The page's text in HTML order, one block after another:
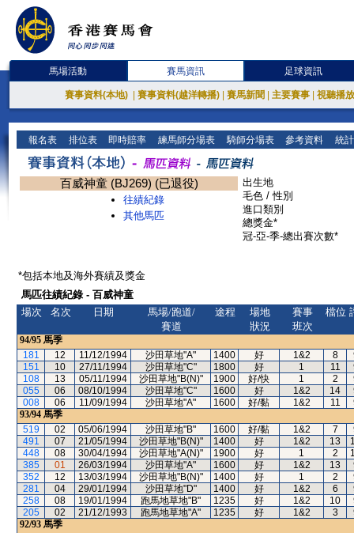
馬場活動 賽馬資訊 足球資訊
賽事資料(本地) 賽事資料(越洋轉播) 賽馬新聞 主要賽事 視聽播
報名表 排位表 即時賠率 練馬師分場表 騎師分場表 參考資料 統
百威神童 (BJ269) (已退役)
往績紀錄
其他馬匹
出生地
毛色 / 性別
進口類別
總獎金*
冠-亞-季-總出賽次數*
*包括本地及海外賽績及獎金
馬匹往績紀錄 - 百威神童
場次
名次 日期
馬場/跑道/
賽道
途程
場地
狀況
賽事
班次
檔位
94/95 馬季
181
12 11/12/1994 沙田草地"A" 1400 好 1&2 8
151
10 27/11/1994 沙田草地"C" 1800 好 1 11
108
13 05/11/1994 沙田草地"B(N)" 1900 好/快 1 2
055
06 08/10/1994 沙田草地"C" 1600 好 1&2 14
008
06 11/09/1994 沙田草地"A" 1600 好/黏 1&2 11
93/94 馬季
519
02 05/06/1994 沙田草地"B" 1600 好/黏 1&2 7
491
07 21/05/1994 沙田草地"B(N)" 1400 好 1&2 13
448
08 30/04/1994 沙田草地"A(N)" 1900 好 1 2
385
01 26/03/1994 沙田草地"A" 1600 好 1&2 13
352
12 13/03/1994 沙田草地"B(N)" 1400 好 1 2
281
04 29/01/1994 沙田草地"D" 1400 好 1&2 6
258
08 19/01/1994 跑馬地草地"B" 1235 好 1&2 10
205
02 21/12/1993 跑馬地草地"A" 1235 好 1&2 3
92/93 馬季